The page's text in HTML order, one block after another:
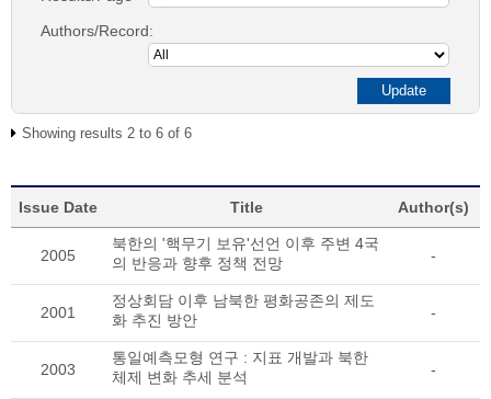
Authors/Record:
Showing results 2 to 6 of 6
Issue Date Title Author(s)
2005
북한의 '핵무기 보유'선언 이후 주변 4국
의 반응과 향후 정책 전망
-
2001
정상회담 이후 남북한 평화공존의 제도
화 추진 방안
-
2003
통일예측모형 연구 : 지표 개발과 북한
체제 변화 추세 분석
-